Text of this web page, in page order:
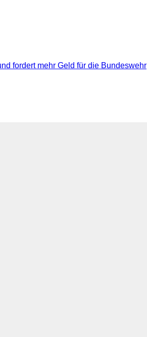
fordert mehr Geld für die Bundeswehr